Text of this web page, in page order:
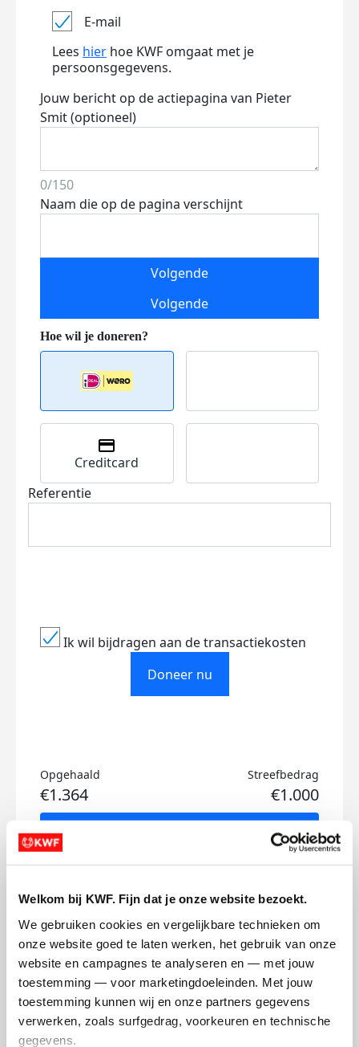
Welkom bij KWF. Fijn dat je onze website bezoekt.
We gebruiken cookies en vergelijkbare technieken om
onze website goed te laten werken, het gebruik van onze
website en campagnes te analyseren en — met jouw
toestemming — voor marketingdoeleinden. Met jouw
toestemming kunnen wij en onze partners gegevens
verwerken, zoals surfgedrag, voorkeuren en technische
gegevens.
E-mail
Lees hier hoe KWF omgaat met je
persoonsgegevens.
Jouw bericht op de actiepagina van Pieter
Smit (optioneel)
0/150
Naam die op de pagina verschijnt
Volgende
Volgende
Creditcard
Referentie
Ik wil bijdragen aan de transactiekosten
Doneer nu
Opgehaald
€1.364
Streefbedrag
€1.000
Doneer
Pieter's badges